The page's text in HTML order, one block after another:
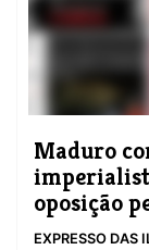
Maduro
oposição
EXPRESSO DAS